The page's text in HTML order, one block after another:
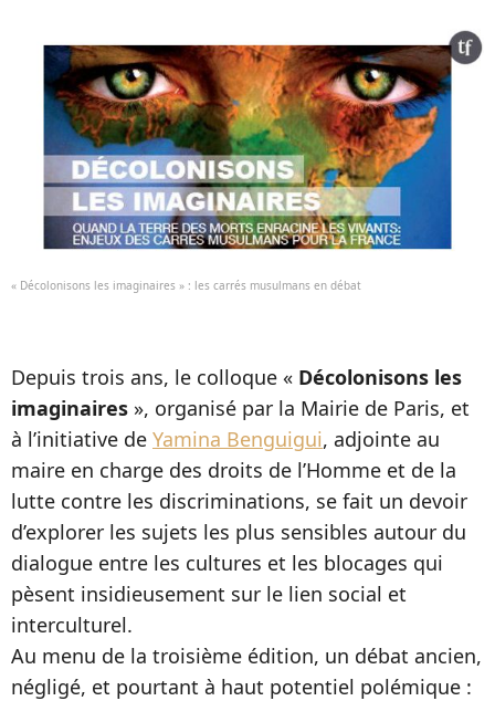
« Décolonisons les imaginaires » : les carrés musulmans en débat
Depuis trois ans, le colloque « Décolonisons les
imaginaires », organisé par la Mairie de Paris, et
à l’initiative de Yamina Benguigui, adjointe au
maire en charge des droits de l’Homme et de la
lutte contre les discriminations, se fait un devoir
d’explorer les sujets les plus sensibles autour du
dialogue entre les cultures et les blocages qui
pèsent insidieusement sur le lien social et
interculturel.
Au menu de la troisième édition, un débat ancien,
négligé, et pourtant à haut potentiel polémique :